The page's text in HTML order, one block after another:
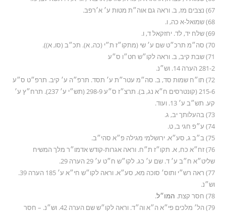
67) נצבים מז, ב. וראה גם אוה״ת מטות ע׳ א׳רפב.
68) שמואל-א כה, ו.
69) שלח יד, לד. יחזקאל ד, ו.
70) סה״מ תרכ״ט שם ע׳ שי (מתקו״ז ת״י (כה, א). תכ״ב (סו, א)).
71) שבת קיב, ב. וראה לקו״ש חט״ו ס״ע
281-2 הערה 14. וש״נ.
72) תו״ח שמות סד, ב. סה״מ עטר״ת ע׳ תסד. תרפ״ה ע׳ קיב. תרפ״ט ס״ע
215-6 (קונטרסים ח״א נג, ב). תרצ״ז ס״ע 298-9 (תש״י ע׳ 237). תרח״ץ ע׳
קע. תש״ב ע׳ 13. ועוד.
73) בהעלותך יב, ג.
74) ע״פ חגי ב, ט.
75) ב״ב ג, סע״א. ירושלמי מגילה פ״א סהי״ב.
76) זח״א כח, א. תקו״ז ת״ח. וראה אגרות-קודש אדמו״ר מלך המשיח
שליט״א ח״ב ע׳ ד. שם ע׳ כג. לקו״ש ח״ט ע׳ 29 הערה 29.
77) ראה רש״י ותוס׳ סוכה מא, סע״א. וראה לקו״ש חי״א ע׳ 185 הערה 39.
וש״נ.
78) חסר קצת.
המו״ל.
79) הל׳ מלכים פי״א ה״א וה״ד. וראה לקו״ש שם הערה 42. וש״נ. – חסר